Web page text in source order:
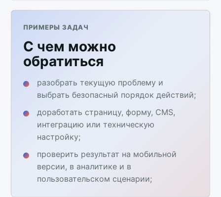
ПРИМЕРЫ ЗАДАЧ
С чем можно
обратиться
разобрать текущую проблему и
выбрать безопасный порядок действий;
доработать страницу, форму, CMS,
интеграцию или техническую
настройку;
проверить результат на мобильной
версии, в аналитике и в
пользовательском сценарии;